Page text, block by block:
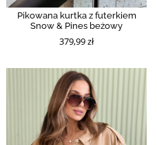
Pikowana kurtka z futerkiem
Snow & Pines beżowy
379,99 zł